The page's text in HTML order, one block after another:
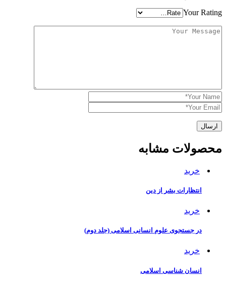
Your Rating
محصولات مشابه
خرید
انتظارات بشر از دین
خرید
در جستجوی علوم انسانی اسلامی (جلد دوم)
خرید
انسان شناسی اسلامی